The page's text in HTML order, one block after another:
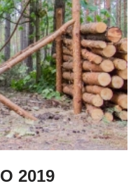
2019